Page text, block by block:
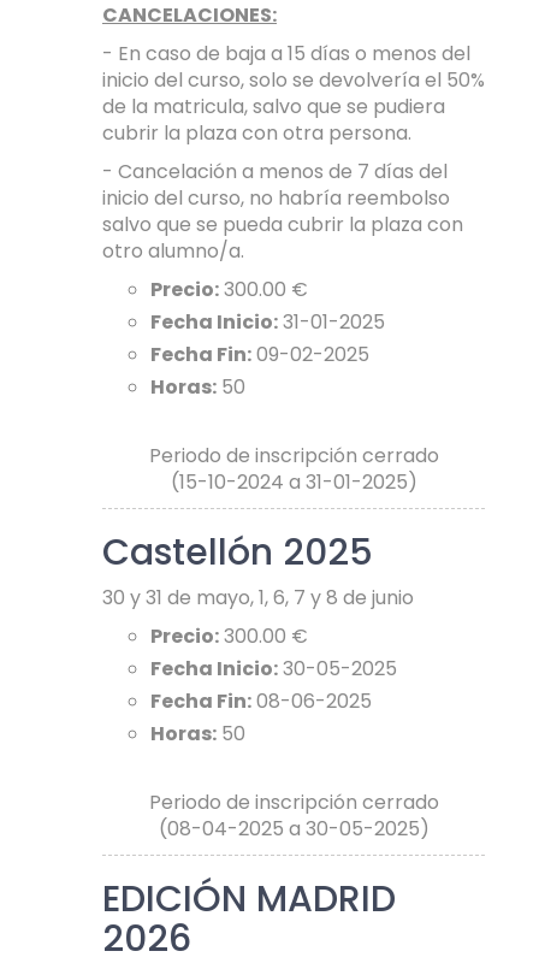
CANCELACIONES:
- En caso de baja a 15 días o menos del
inicio del curso, solo se devolvería el 50%
de la matricula, salvo que se pudiera
cubrir la plaza con otra persona.
- Cancelación a menos de 7 días del
inicio del curso, no habría reembolso
salvo que se pueda cubrir la plaza con
otro alumno/a.
Precio:300.00 €
Fecha Inicio:31-01-2025
Fecha Fin:09-02-2025
Horas: 50
Periodo de inscripción cerrado
(15-10-2024 a 31-01-2025)
Castellón 2025
30 y 31 de mayo, 1, 6, 7 y 8 de junio
Precio:300.00 €
Fecha Inicio:30-05-2025
Fecha Fin:08-06-2025
Horas: 50
Periodo de inscripción cerrado
(08-04-2025 a 30-05-2025)
EDICIÓN MADRID
2026